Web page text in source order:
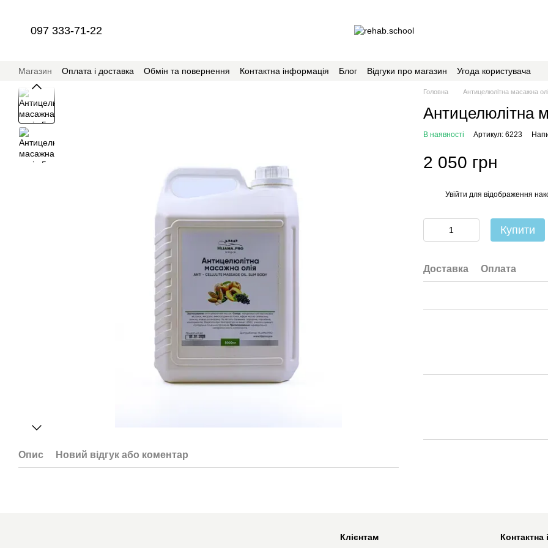
097 333-71-22
Магазин Оплата і доставка Обмін та повернення Контактна інформація Блог Відгуки про магазин
Угода користувача
Співпраця з магазином RehabSchool
Опис Новий відгук або коментар
Головна Антицелюлітна масажна
Антицелюлітна
В наявності Артикул: 6223
2 050 грн
Увійти для відображення
Купити
Доставка Оплата
Клієнтам Контактна